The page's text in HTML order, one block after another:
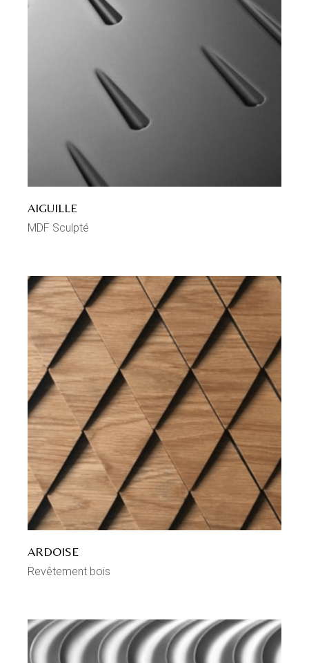
AIGUILLE
MDF Sculpté
ARDOISE
Revêtement bois